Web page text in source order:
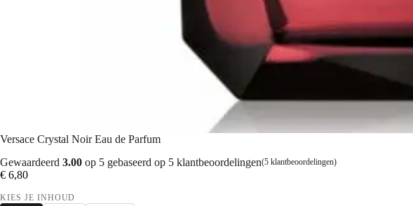
Versace Crystal Noir Eau de Parfum
Gewaardeerd 3.00 op 5 gebaseerd op 5 klantbeoordelingen(5 klantbeoordelingen)
€ 6,80
KIES JE INHOUD